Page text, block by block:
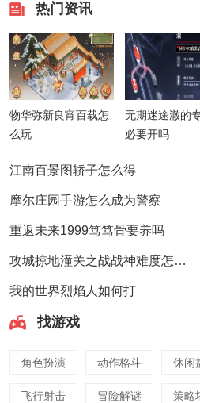
热门资讯
物华弥新良宵百载怎
么玩
无期迷途澈的
必要开吗
江南百景图轿子怎么得
摩尔庄园手游怎么成为警察
重返未来1999笃笃骨要养吗
攻城掠地潼关之战战神难度怎么过
我的世界烈焰人如何打
找游戏
角色扮演 动作格斗 休闲
飞行射击 冒险解谜 策略